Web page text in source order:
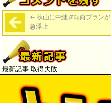
← 秋山に中継ぎ転向プランが
急浮上
最新記事 取得失敗